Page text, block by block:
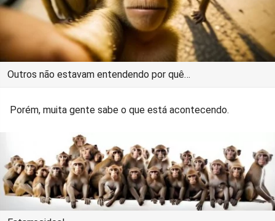
Outros não estavam entendendo por quê…
Porém, muita gente sabe o que está acontecendo.